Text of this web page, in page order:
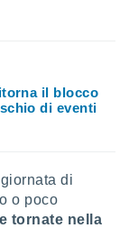
il blocco
di eventi
di
o poco
tornate nella